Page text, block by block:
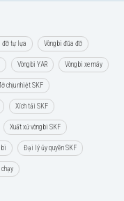
đỡ tự lựa Vòng bi đũa đỡ
Vòng bi YAR Vòng bi xe máy
chịu nhiệt SKF
Xích tải SKF
Xuất xứ vòng bi SKF
bi Đại lý ủy quyền SKF
chạy